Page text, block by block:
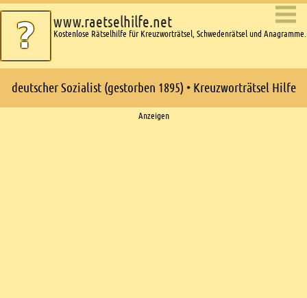
www.raetselhilfe.net
Kostenlose Rätselhilfe für Kreuzworträtsel, Schwedenrätsel und Anagramme.
deutscher Sozialist (gestorben 1895) • Kreuzworträtsel Hilfe
Anzeigen